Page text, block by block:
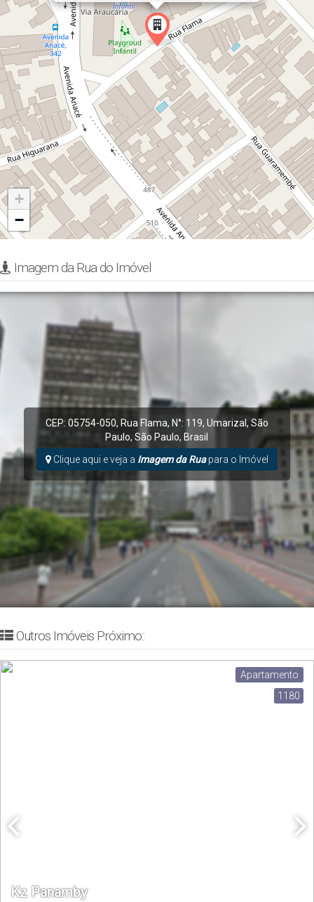
+
−
Imagem da Rua do Imóvel
CEP: 05754-050, Rua Flama, N°: 119, Umarizal , São
Paulo,São Paulo, Brasil
Clique aqui e veja a Imagem da Ruapara o Imóvel
Outros Imóveis Próximo::
Apartamento
1180
Kz Panamby